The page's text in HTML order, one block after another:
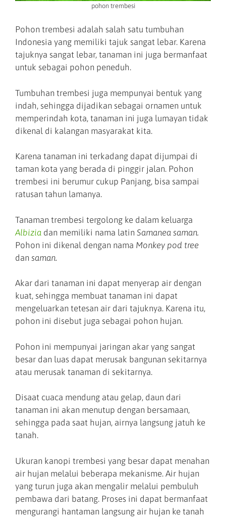
pohon trembesi
Pohon trembesi adalah salah satu tumbuhan
Indonesia yang memiliki tajuk sangat lebar. Karena
tajuknya sangat lebar, tanaman ini juga bermanfaat
untuk sebagai pohon peneduh.
Tumbuhan trembesi juga mempunyai bentuk yang
indah, sehingga dijadikan sebagai ornamen untuk
memperindah kota, tanaman ini juga lumayan tidak
dikenal di kalangan masyarakat kita.
Karena tanaman ini terkadang dapat dijumpai di
taman kota yang berada di pinggir jalan. Pohon
trembesi ini berumur cukup Panjang, bisa sampai
ratusan tahun lamanya.
Tanaman trembesi tergolong ke dalam keluarga
Albizia dan memiliki nama latin Samanea saman.
Pohon ini dikenal dengan nama Monkey pod tree
dan saman.
Akar dari tanaman ini dapat menyerap air dengan
kuat, sehingga membuat tanaman ini dapat
mengeluarkan tetesan air dari tajuknya. Karena itu,
pohon ini disebut juga sebagai pohon hujan.
Pohon ini mempunyai jaringan akar yang sangat
besar dan luas dapat merusak bangunan sekitarnya
atau merusak tanaman di sekitarnya.
Disaat cuaca mendung atau gelap, daun dari
tanaman ini akan menutup dengan bersamaan,
sehingga pada saat hujan, airnya langsung jatuh ke
tanah.
Ukuran kanopi trembesi yang besar dapat menahan
air hujan melalui beberapa mekanisme. Air hujan
yang turun juga akan mengalir melalui pembuluh
pembawa dari batang. Proses ini dapat bermanfaat
mengurangi hantaman langsung air hujan ke tanah